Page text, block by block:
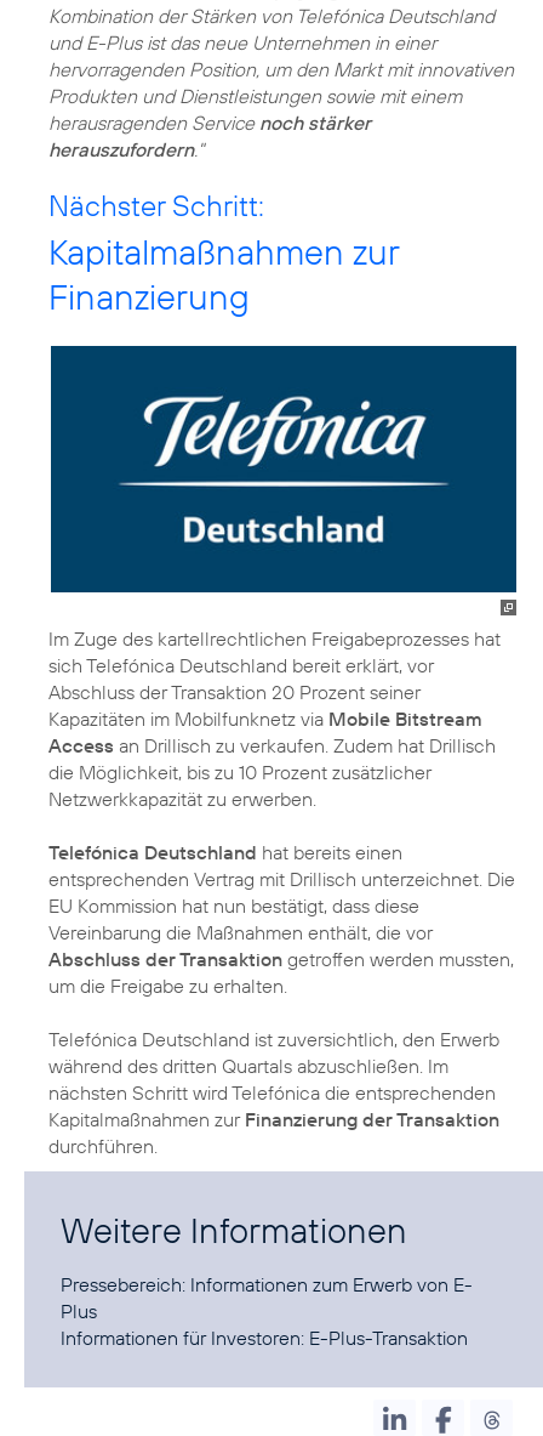
Kombination der Stärken von Telefónica Deutschland
und E-Plus ist das neue Unternehmen in einer
hervorragenden Position, um den Markt mit innovativen
Produkten und Dienstleistungen sowie mit einem
herausragenden Service noch stärker
herauszufordern."
Nächster Schritt:
Kapitalmaßnahmen zur
Finanzierung
Im Zuge des kartellrechtlichen Freigabeprozesses hat
sich Telefónica Deutschland bereit erklärt, vor
Abschluss der Transaktion 20 Prozent seiner
Kapazitäten im Mobilfunknetz via Mobile Bitstream
Access an Drillisch zu verkaufen. Zudem hat Drillisch
die Möglichkeit, bis zu 10 Prozent zusätzlicher
Netzwerkkapazität zu erwerben.
Telefónica Deutschland hat bereits einen
entsprechenden Vertrag mit Drillisch unterzeichnet. Die
EU Kommission hat nun bestätigt, dass diese
Vereinbarung die Maßnahmen enthält, die vor
Abschluss der Transaktion getroffen werden mussten,
um die Freigabe zu erhalten.
Telefónica Deutschland ist zuversichtlich, den Erwerb
während des dritten Quartals abzuschließen. Im
nächsten Schritt wird Telefónica die entsprechenden
Kapitalmaßnahmen zur Finanzierung der Transaktion
durchführen.
Weitere Informationen
Pressebereich: Informationen zum Erwerb von E-
Plus
Informationen für Investoren: E-Plus-Transaktion